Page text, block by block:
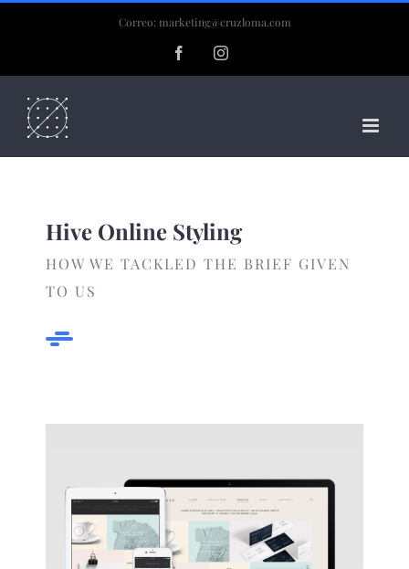
Correo: marketing@cruzloma.com
FacebookInstagram
Hive Online Styling
HOW WE TACKLED THE BRIEF GIVEN
TO US